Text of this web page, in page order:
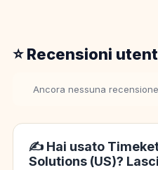
⭐ Recensioni
Ancora nessuna
✍️ Hai usato
Solutions (US)?